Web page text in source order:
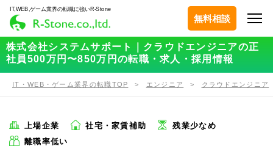
IT,WEB,ゲーム業界の転職に強いR-Stone
無料相談
株式会社システムサポート｜クラウドエンジニアの正
社員500万円〜850万円の転職・求人・採用情報
IT・WEB・ゲーム業界の転職TOP エンジニア クラウドエンジニア
上場企業 社宅・家賃補助
残業少なめ
離職率低い